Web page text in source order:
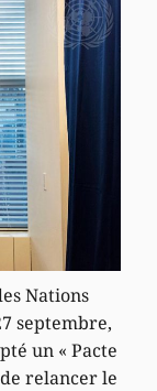
Nations
septembre,
un « Pacte
relancer le